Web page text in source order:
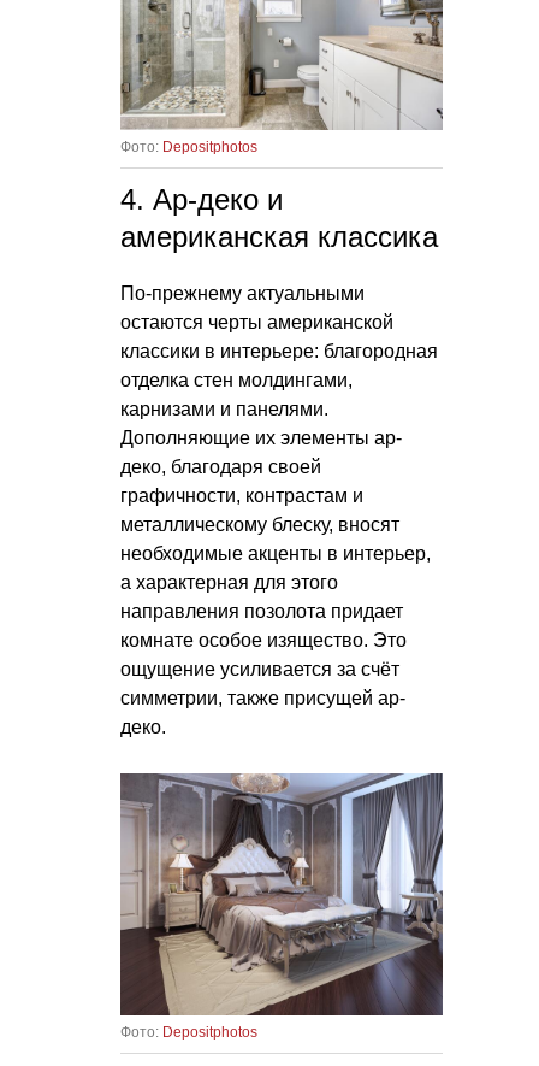
Фото: Depositphotos
4. Ар-деко и
американская классика
По-прежнему актуальными
остаются черты американской
классики в интерьере: благородная
отделка стен молдингами,
карнизами и панелями.
Дополняющие их элементы ар-
деко, благодаря своей
графичности, контрастам и
металлическому блеску, вносят
необходимые акценты в интерьер,
а характерная для этого
направления позолота придает
комнате особое изящество. Это
ощущение усиливается за счёт
симметрии, также присущей ар-
деко.
Фото: Depositphotos